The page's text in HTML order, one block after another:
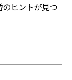
のヒントが見つ